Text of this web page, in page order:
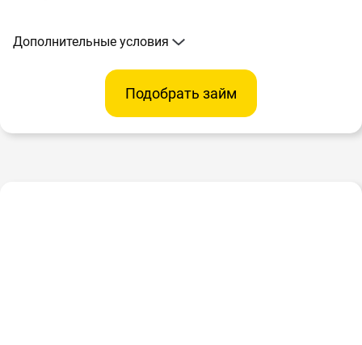
Дополнительные условия
Подобрать займ